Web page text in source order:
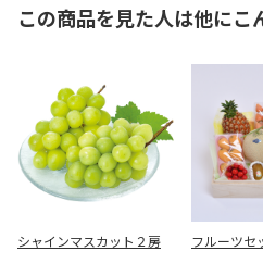
この商品を見た人は他にこ
シャインマスカット２房 フルーツセ